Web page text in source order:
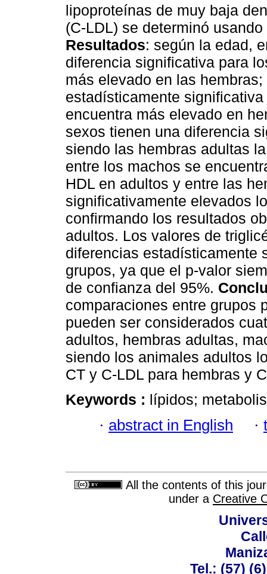
lipoproteínas de muy baja
(C-LDL) se determinó
Resultados: según la edad,
diferencia significativa para
más elevado en las
estadísticamente
encuentra más elevado en
sexos tienen una diferencia
siendo las hembras adultas
entre los machos se
HDL en adultos y entre las
significativamente elevados
confirmando los resultados
adultos. Los valores de
diferencias estadísticamente
grupos, ya que el p-valor
de confianza del 95%.
comparaciones entre grupos
pueden ser considerados
adultos, hembras adultas,
siendo los animales adultos
CT y C-LDL para hembras y
Keywords : lípidos;
· abstract in English ·
All the contents of this
under a Creative
Tel.: (57)